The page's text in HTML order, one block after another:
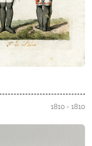
1810 - 1810